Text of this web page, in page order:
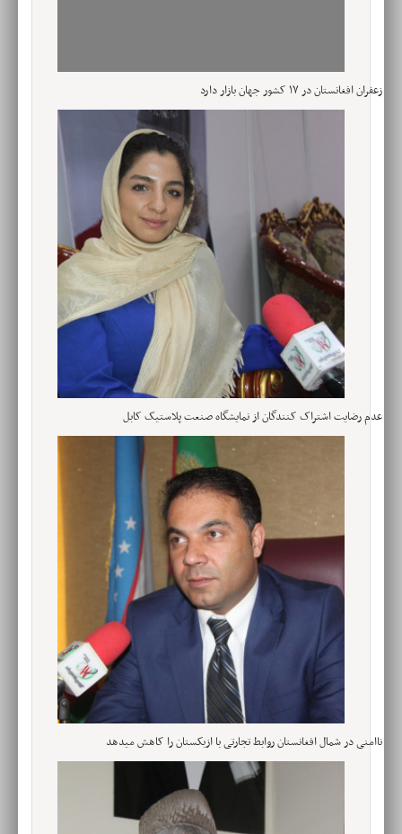
زعفران افغانستان در ۱۷ کشور جهان بازار دارد
عدم رضایت اشتراک کنندگان از نمایشگاه صنعت پلاستیک کابل
ناامنی در شمال افغانستان روابط تجارتی با ازبکستان را کاهش میدهد